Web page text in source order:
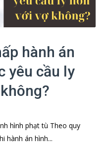
hành án
yêu cầu ly
hình phạt tù Theo quy
hành án hình...